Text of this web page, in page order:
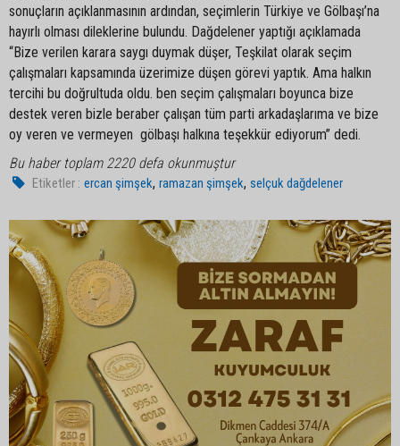
sonuçların açıklanmasının ardından, seçimlerin Türkiye ve Gölbaşı’na
hayırlı olması dileklerine bulundu. Dağdelener yaptığı açıklamada
“Bize verilen karara saygı duymak düşer, Teşkilat olarak seçim
çalışmaları kapsamında üzerimize düşen görevi yaptık. Ama halkın
tercihi bu doğrultuda oldu. ben seçim çalışmaları boyunca bize
destek veren bizle beraber çalışan tüm parti arkadaşlarıma ve bize
oy veren ve vermeyen gölbaşı halkına teşekkür ediyorum” dedi.
Bu haber toplam 2220 defa okunmuştur
Etiketler : ercan şimşek,ramazan şimşek,selçuk dağdelener